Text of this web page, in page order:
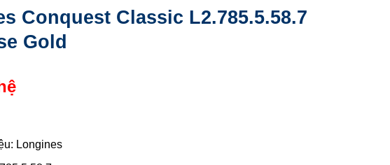
Conquest Classic L2.785.5.58.7
Gold
Longines